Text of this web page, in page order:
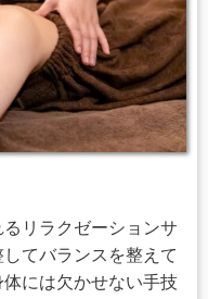
リラクゼーションサ
てバランスを整えて
には欠かせない手技